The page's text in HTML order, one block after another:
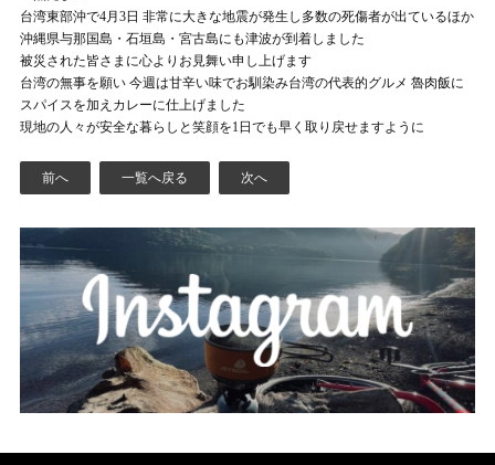
台湾東部沖で4月3日 非常に大きな地震が発生し多数の死傷者が出ているほか
沖縄県与那国島・石垣島・宮古島にも津波が到着しました
被災された皆さまに心よりお見舞い申し上げます
台湾の無事を願い 今週は甘辛い味でお馴染み台湾の代表的グルメ 魯肉飯に
スパイスを加えカレーに仕上げました
現地の人々が安全な暮らしと笑顔を1日でも早く取り戻せますように
前へ 一覧へ戻る 次へ